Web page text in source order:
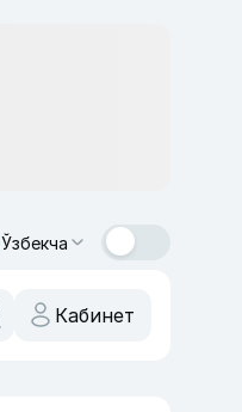
Ўзбекча
Кабинет